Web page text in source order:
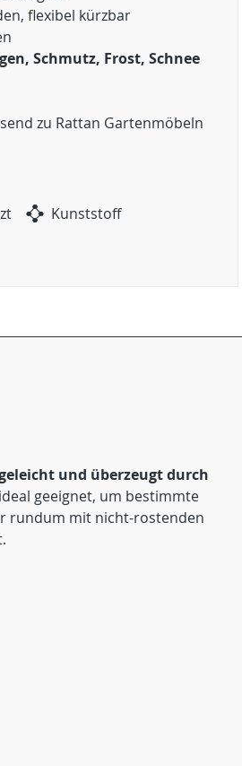
flexibel kürzbar
Schmutz, Frost, Schnee
zu Rattan Gartenmöbeln
Kunststoff
und überzeugt durch
geeignet, um bestimmte
rundum mit nicht-rostenden